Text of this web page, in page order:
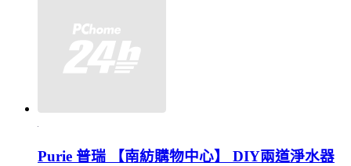
Purie 普瑞 【南紡購物中心】 DIY兩道淨水器